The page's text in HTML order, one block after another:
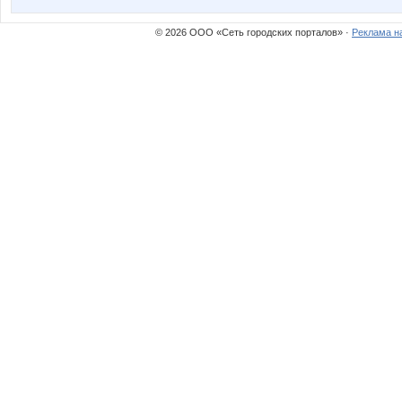
© 2026 ООО «Сеть городских порталов» · Реклама